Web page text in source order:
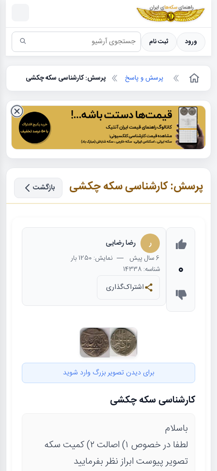
سکه ها ؛ راهنمای سکه شناسی
ورود ثبت نام
پرسش و پاسخ پرسش: کارشناسی سکه چکشی
پرسش: کارشناسی سکه چکشی بازگشت
0
ر رضا رضایی
6 سال پیش — نمایش: 1250 بار
شناسه: 14338
اشتراک‌گذاری
برای دیدن تصویر بزرگ وارد شوید
کارشناسی سکه چکشی
باسلام
لطفا در خصوص ۱) اصالت ۲) کمیت سکه
تصویر پیوست ابراز نظر بفرمایید